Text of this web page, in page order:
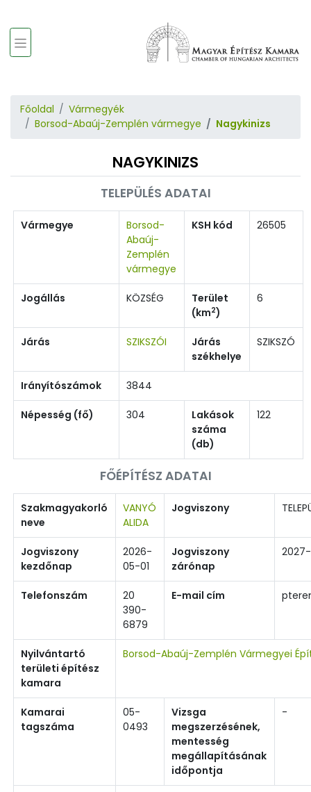
Főoldal
Vármegyék
Borsod-Abaúj-Zemplén vármegye
Nagykinizs
NAGYKINIZS
TELEPÜLÉS ADATAI
Vármegye
Borsod-
Abaúj-
Zemplén
vármegye
KSH kód 26505
Jogállás KÖZSÉG
Terület
(km2)
6
Járás SZIKSZÓI
Járás
székhelye
SZIKSZÓ
Irányítószámok 3844
Népesség (fő) 304
Lakások
száma
(db)
122
FŐÉPÍTÉSZ ADATAI
Szakmagyakorló
neve
VANYÓ
ALIDA
Jogviszony
Jogviszony
kezdőnap
2026-
05-01
Jogviszony
zárónap
Telefonszám
20
390-
6879
E-mail cím
Nyilvántartó
területi építész
kamara
Borsod-Abaúj-Zemplén Vármegyei
Kamarai
tagszáma
05-
0493
Vizsga
megszerzésének,
mentesség
megállapításának
időpontja
-